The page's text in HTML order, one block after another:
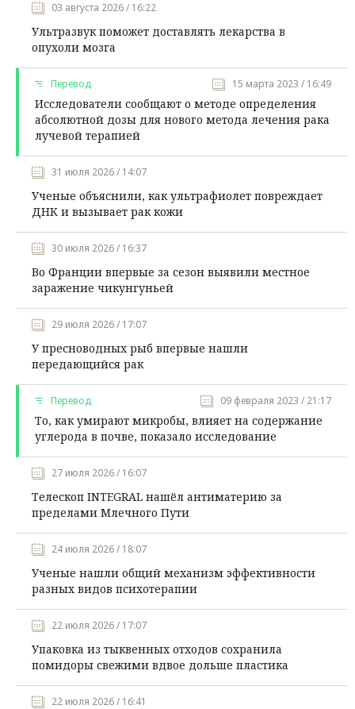
03 августа 2026 / 16:22
Ультразвук поможет доставлять лекарства в
опухоли мозга
Перевод 15 марта 2023 / 16:49
Исследователи сообщают о методе определения
абсолютной дозы для нового метода лечения рака
лучевой терапией
31 июля 2026 / 14:07
Ученые объяснили, как ультрафиолет повреждает
ДНК и вызывает рак кожи
30 июля 2026 / 16:37
Во Франции впервые за сезон выявили местное
заражение чикунгуньей
29 июля 2026 / 17:07
У пресноводных рыб впервые нашли
передающийся рак
Перевод 09 февраля 2023 / 21:17
То, как умирают микробы, влияет на содержание
углерода в почве, показало исследование
27 июля 2026 / 16:07
Телескоп INTEGRAL нашёл антиматерию за
пределами Млечного Пути
24 июля 2026 / 18:07
Ученые нашли общий механизм эффективности
разных видов психотерапии
22 июля 2026 / 17:07
Упаковка из тыквенных отходов сохранила
помидоры свежими вдвое дольше пластика
22 июля 2026 / 16:41